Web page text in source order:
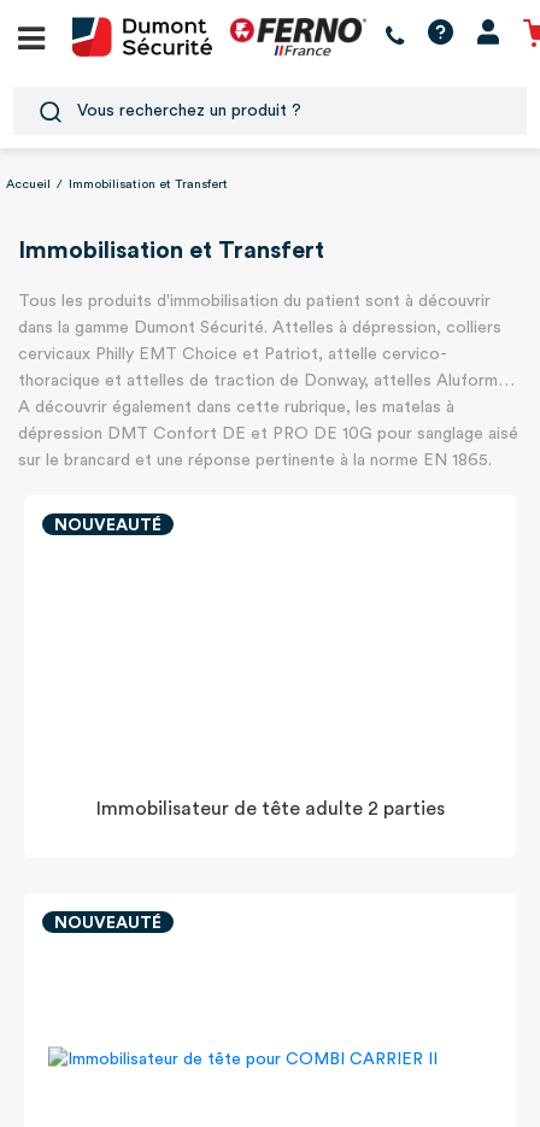
Accueil / Immobilisation et Transfert
Immobilisation et Transfert
Tous les produits d'immobilisation du patient sont à découvrir
dans la gamme Dumont Sécurité. Attelles à dépression, colliers
cervicaux Philly EMT Choice et Patriot, attelle cervico-
thoracique et attelles de traction de Donway, attelles Aluform…
A découvrir également dans cette rubrique, les matelas à
dépression DMT Confort DE et PRO DE 10G pour sanglage aisé
sur le brancard et une réponse pertinente à la norme EN 1865.
NOUVEAUTÉ
Immobilisateur de tête adulte 2 parties
NOUVEAUTÉ